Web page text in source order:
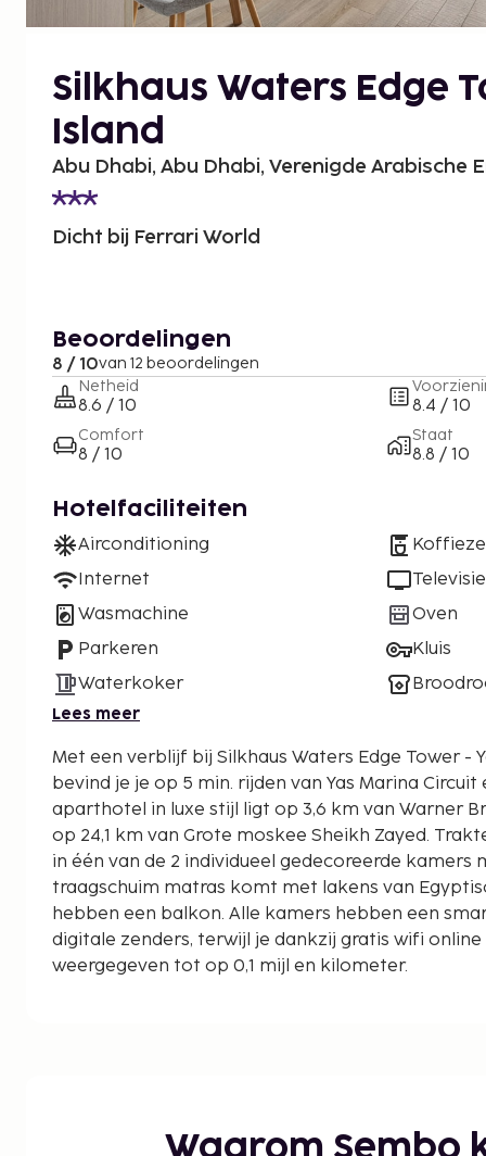
Silkhaus Waters Edge
Island
Abu Dhabi, Abu Dhabi, Verenigde Arabische
Dicht bij Ferrari World
Beoordelingen
8 / 10van 12 beoordelingen
Netheid
8.6 / 10
Comfort
8 / 10
8.4 / 10
Staat
8.8 / 10
Hotelfaciliteiten
Airconditioning
Internet
Wasmachine
Parkeren
Waterkoker
Televisie
Oven
Kluis
Lees meer
Met een verblijf bij Silkhaus Waters Edge Tower -
bevind je je op 5 min. rijden van Yas Marina Circuit
aparthotel in luxe stijl ligt op 3,6 km van Warner
op 24,1 km van Grote moskee Sheikh Zayed.
in één van de 2 individueel gedecoreerde kamers
traagschuim matras komt met lakens van
hebben een balkon. Alle kamers hebben een
digitale zenders, terwijl je dankzij gratis wifi
weergegeven tot op 0,1 mijl en kilometer.
Yas Waterworld - 3,2 km
Waarom Sembo